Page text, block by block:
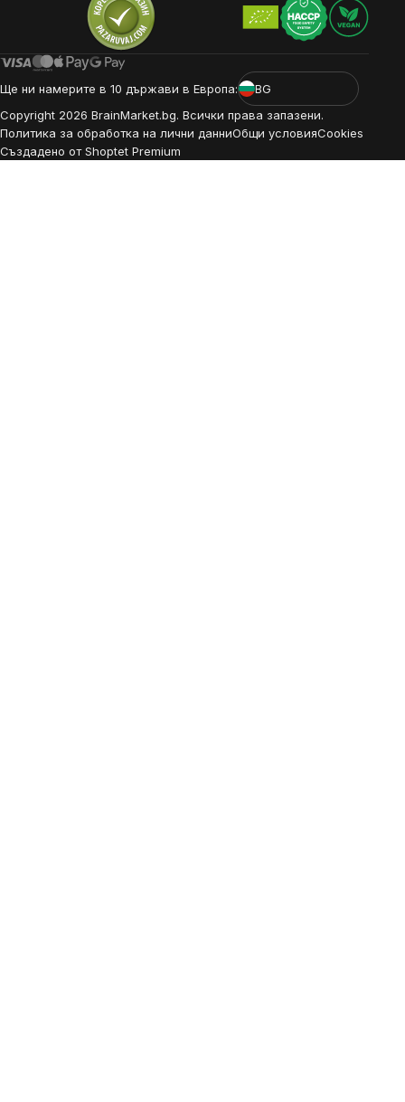
Ще ни намерите в 10 държави в Европа:
BG
Copyright 2026 BrainMarket.bg. Всички права запазени.
Политика за обработка на лични данниОбщи условияCookies
Създадено от Shoptet Premium